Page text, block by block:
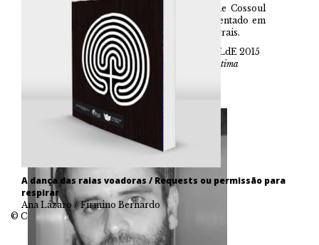
Venceu o Prémio de Dramaturgia Guilherme Cossoul
Teremos Sempre Tebas
, texto representado em
2015 na S.I.G.C., com encenação de Susana Arrais.
Venceu o Prémio Novas Dramaturgias FITA/LdE 2015
Dura Tchekhov Lex Sed Tchekhov Lex ou A Última
A dança das raias voadoras / Requests ou permissão para
respirar
Ana Lázaro / Firmino Bernardo
© Companhia das Ilhas